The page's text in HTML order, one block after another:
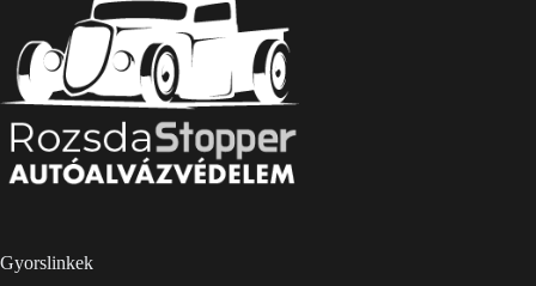
Gyorslinkek